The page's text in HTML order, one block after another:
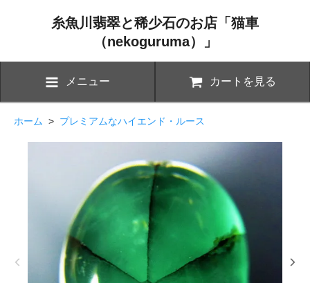
糸魚川翡翠と稀少石のお店「猫車
（nekoguruma）」
メニュー カートを見る
ホーム > プレミアムなハイエンド・ルース